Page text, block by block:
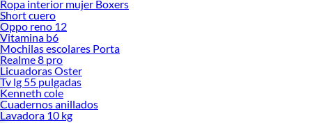
Ropa interior mujer Boxers
Short cuero
Oppo reno 12
Vitamina b6
Mochilas escolares Porta
Realme 8 pro
Licuadoras Oster
Tv lg 55 pulgadas
Kenneth cole
Cuadernos anillados
Lavadora 10 kg